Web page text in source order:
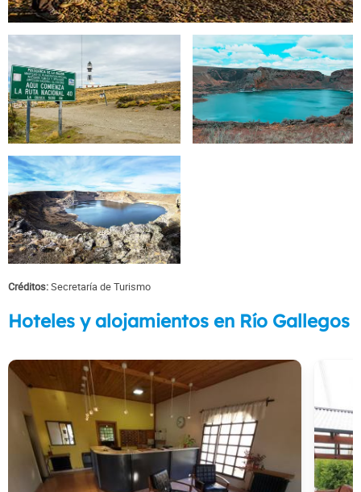
Créditos:Secretaría de Turismo
Hoteles y alojamientos en Río Gallegos